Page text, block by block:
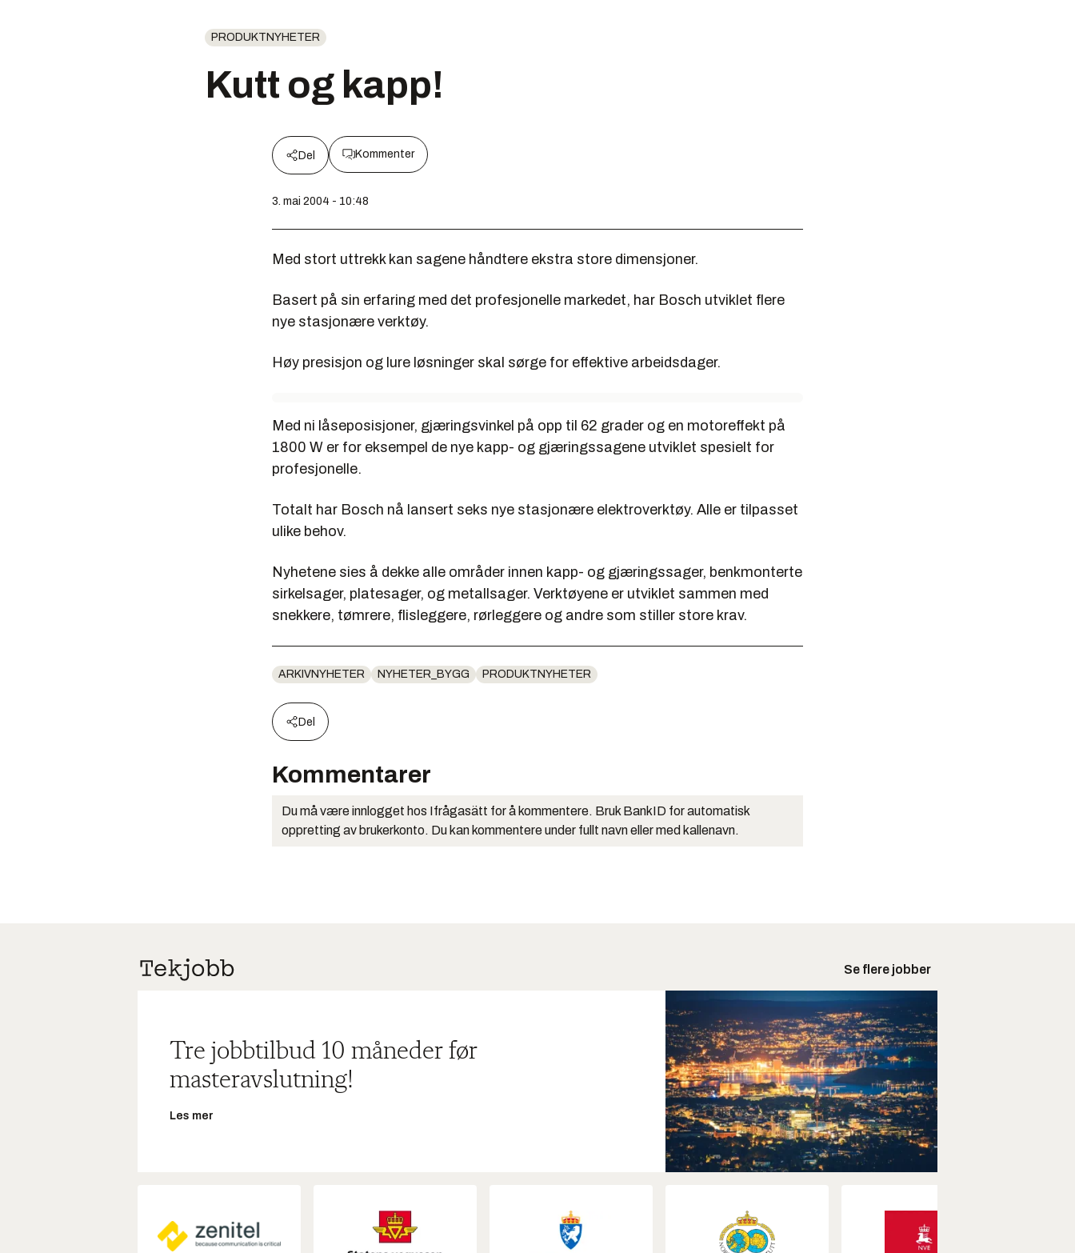
PRODUKTNYHETER
Kutt og kapp!
Del Kommenter
3. mai 2004 - 10:48
Med stort uttrekk kan sagene håndtere ekstra store dimensjoner.
Basert på sin erfaring med det profesjonelle markedet, har Bosch utviklet flere
nye stasjonære verktøy.
Høy presisjon og lure løsninger skal sørge for effektive arbeidsdager.
Med ni låseposisjoner, gjæringsvinkel på opp til 62 grader og en motoreffekt på
1800 W er for eksempel de nye kapp- og gjæringssagene utviklet spesielt for
profesjonelle.
Totalt har Bosch nå lansert seks nye stasjonære elektroverktøy. Alle er tilpasset
ulike behov.
Nyhetene sies å dekke alle områder innen kapp- og gjæringssager, benkmonterte
sirkelsager, platesager, og metallsager. Verktøyene er utviklet sammen med
snekkere, tømrere, flisleggere, rørleggere og andre som stiller store krav.
ARKIVNYHETER NYHETER_BYGG PRODUKTNYHETER
Del
Kommentarer
Du må være innlogget hos Ifrågasätt for å kommentere. Bruk BankID for automatisk
oppretting av brukerkonto. Du kan kommentere under fullt navn eller med kallenavn.
Se flere jobber
Tre jobbtilbud 10 måneder før
masteravslutning!
Les mer